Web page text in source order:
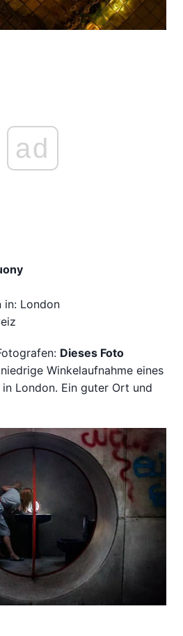
ad
in: London
Dieses Foto
Winkelaufnahme eines
London. Ein guter Ort und